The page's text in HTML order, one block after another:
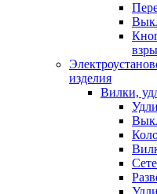
изделия
Вилки,